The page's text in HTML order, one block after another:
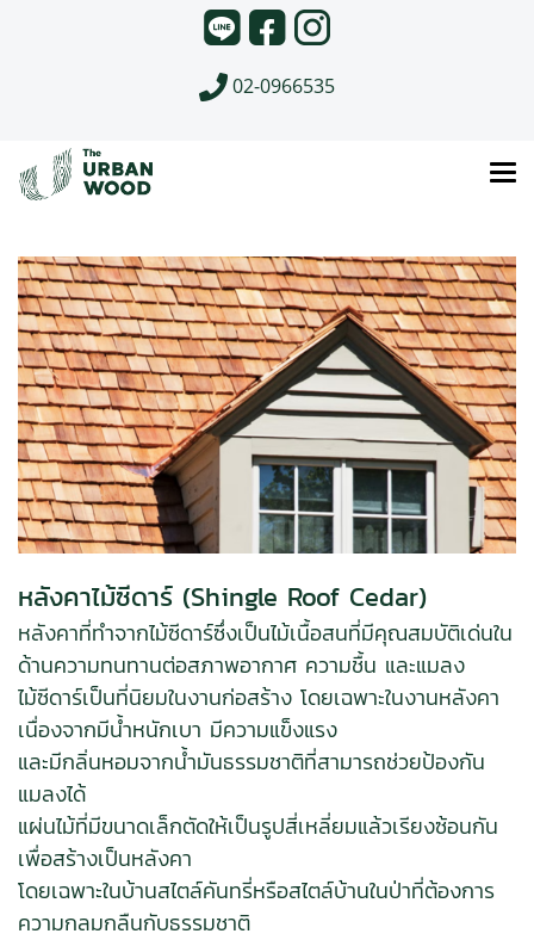
02-0966535
หลังคาไม้ซีดาร์ (Shingle Roof Cedar)
หลังคาที่ทำจากไม้ซีดาร์ซึ่งเป็นไม้เนื้อสนที่มีคุณสมบัติเด่นใน
ด้านความทนทานต่อสภาพอากาศ ความชื้น และแมลง
ไม้ซีดาร์เป็นที่นิยมในงานก่อสร้าง โดยเฉพาะในงานหลังคา
เนื่องจากมีน้ำหนักเบา มีความแข็งแรง
และมีกลิ่นหอมจากน้ำมันธรรมชาติที่สามารถช่วยป้องกัน
แมลงได้
แผ่นไม้ที่มีขนาดเล็กตัดให้เป็นรูปสี่เหลี่ยมแล้วเรียงซ้อนกัน
เพื่อสร้างเป็นหลังคา
โดยเฉพาะในบ้านสไตล์คันทรี่หรือสไตล์บ้านในป่าที่ต้องการ
ความกลมกลืนกับธรรมชาติ